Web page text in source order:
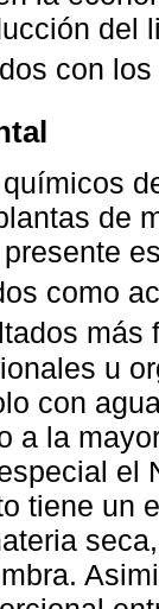
del
con
de
como
más
u
con
a la
el
tiene un